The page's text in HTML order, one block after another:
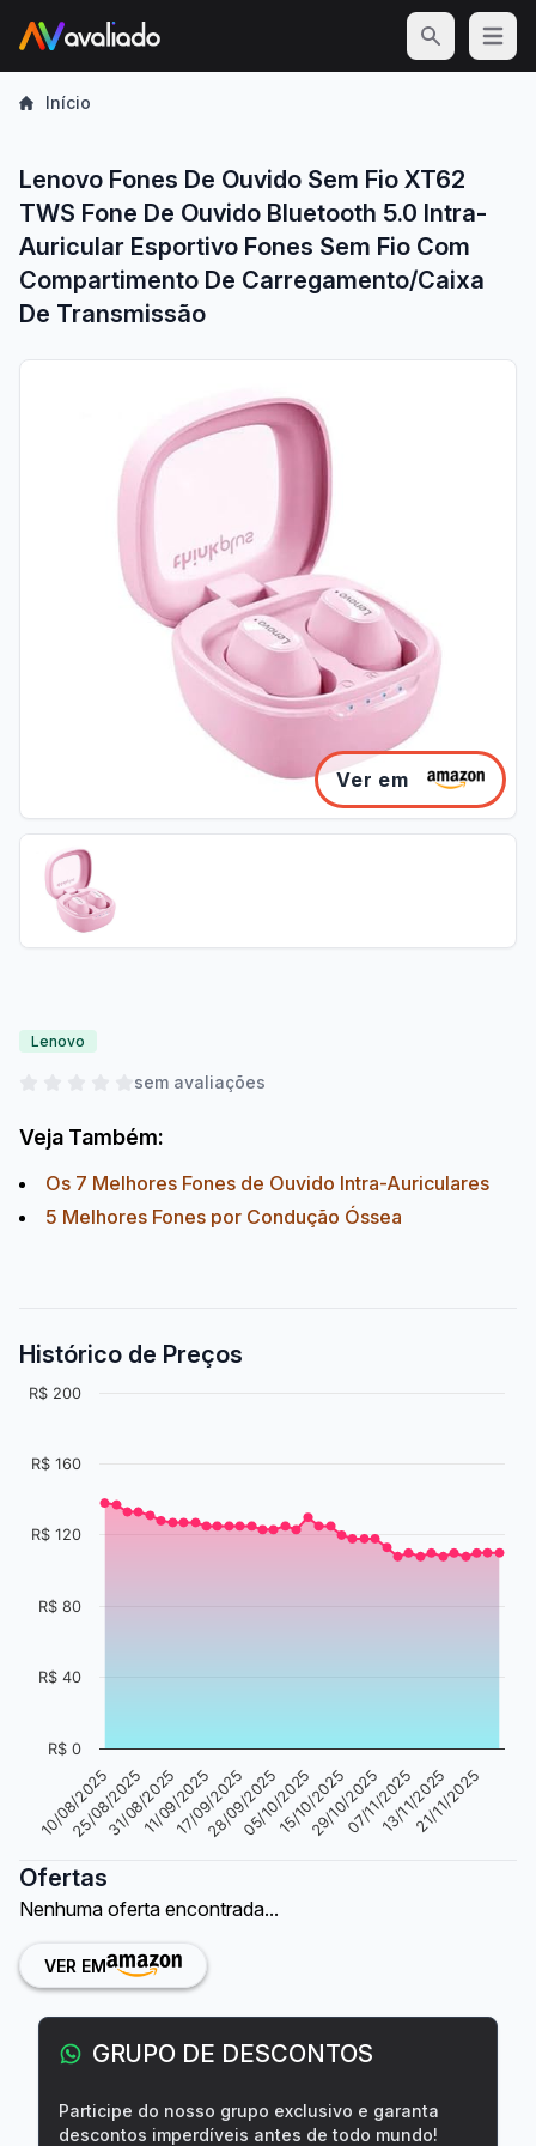
Open
Início
Lenovo Fones De Ouvido Sem Fio XT62
TWS Fone De Ouvido Bluetooth 5.0 Intra-
Auricular Esportivo Fones Sem Fio Com
Compartimento De Carregamento/Caixa
De Transmissão
Ver em
Lenovo
sem avaliações
Veja Também:
Os 7 Melhores Fones de Ouvido Intra-Auriculares
5 Melhores Fones por Condução Óssea
Histórico de Preços
10/08/2025
25/08/2025
31/08/202511/09/2025
17/09/2025
28/09/2025
05/10/202515/10/2025
29/10/202507/11/202513/11/2025
21/11/2025
R$ 0
R$ 40
R$ 80
R$ 120
R$ 160
R$ 200
Ofertas
Nenhuma oferta encontrada...
VER EM
GRUPO DE DESCONTOS
Participe do nosso grupo exclusivo e garanta
descontos imperdíveis antes de todo mundo!